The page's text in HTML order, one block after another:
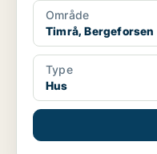
Område
Timrå, Bergeforsen
Type
Hus